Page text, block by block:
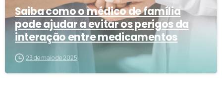
Saiba como o médico de família
pode ajudar a evitar os perigos da
interação entre medicamentos
23 de maio de 2025